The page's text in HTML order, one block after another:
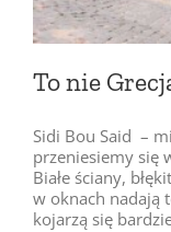
To nie
Sidi Bou Said –
przeniesiemy się
Białe ściany,
w oknach nadają
kojarzą się